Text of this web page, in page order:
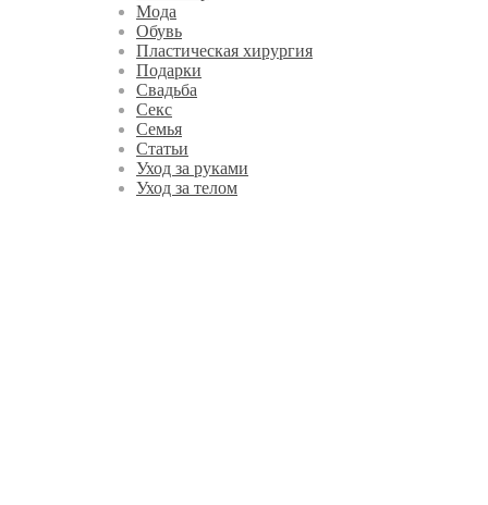
Мода
Обувь
Пластическая хирургия
Подарки
Свадьба
Секс
Семья
Статьи
Уход за руками
Уход за телом